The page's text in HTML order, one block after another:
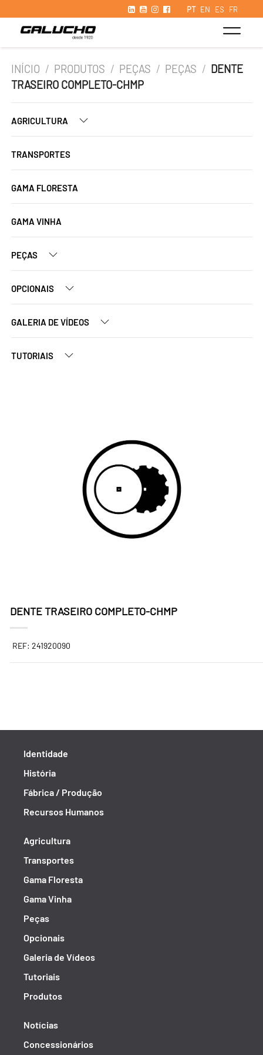
PT EN ES FR
INÍCIO / PRODUTOS / PEÇAS / PEÇAS / DENTE
TRASEIRO COMPLETO-CHMP
AGRICULTURA
TRANSPORTES
GAMA FLORESTA
GAMA VINHA
PEÇAS
OPCIONAIS
GALERIA DE VÍDEOS
TUTORIAIS
DENTE TRASEIRO COMPLETO-CHMP
REF: 241920090
Identidade
História
Fábrica / Produção
Recursos Humanos
Agricultura
Transportes
Gama Floresta
Gama Vinha
Peças
Opcionais
Galeria de Vídeos
Tutoriais
Produtos
Notícias
Concessionários